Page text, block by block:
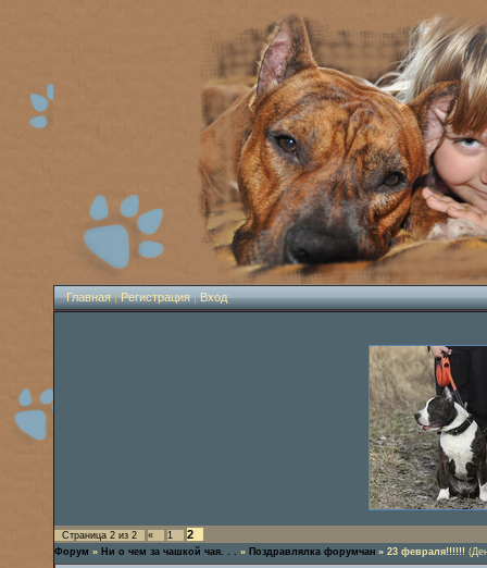
Главная|Регистрация|Вход
Страница 2 из 2 « 1 2
Форум » Ни о чем за чашкой чая. . . » Поздравлялка форумчан » 23 февраля!!!!!!